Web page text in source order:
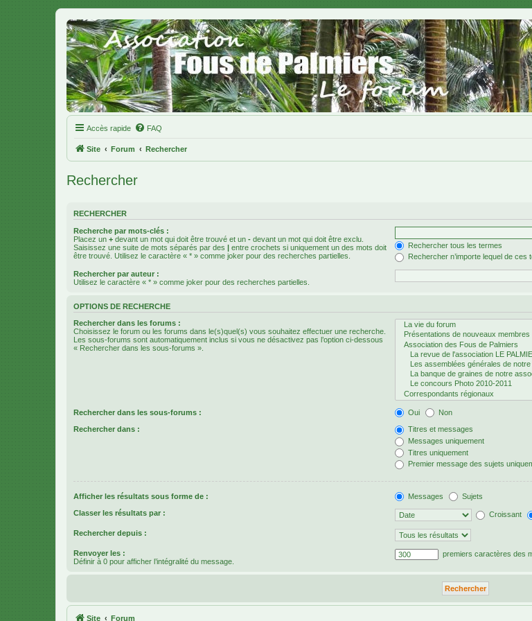
Accès rapide FAQ
Site Forum Rechercher
Rechercher
RECHERCHER
Recherche par mots-clés :
Placez un + devant un mot qui doit être trouvé et un - devant un mot qui doit être exclu.
Saisissez une suite de mots séparés par des | entre crochets si uniquement un des mots doit
être trouvé. Utilisez le caractère « * » comme joker pour des recherches partielles.
Rechercher tous les termes
Rechercher n’importe lequel de ces
Rechercher par auteur :
Utilisez le caractère « * » comme joker pour des recherches partielles.
OPTIONS DE RECHERCHE
Rechercher dans les forums :
Choisissez le forum ou les forums dans le(s)quel(s) vous souhaitez effectuer une recherche.
Les sous-forums sont automatiquement inclus si vous ne désactivez pas l’option ci-dessous
« Rechercher dans les sous-forums ».
Rechercher dans les sous-forums : Oui Non
Rechercher dans :
Titres et messages
Messages uniquement
Titres uniquement
Premier message des sujets
Afficher les résultats sous forme de : Messages Sujets
Classer les résultats par : Croissant
Rechercher depuis :
Renvoyer les :
Définir à 0 pour afficher l’intégralité du message.
premiers caractères des
Site Forum